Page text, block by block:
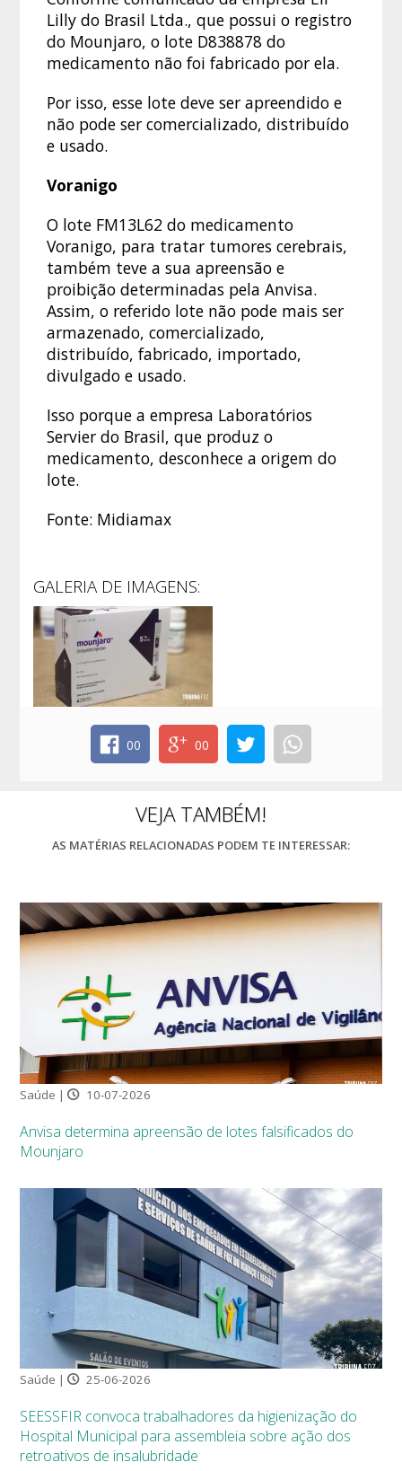
Lilly do Brasil Ltda., que possui o registro
do Mounjaro, o lote D838878 do
medicamento não foi fabricado por ela.
Por isso, esse lote deve ser apreendido e
não pode ser comercializado, distribuído
e usado.
Voranigo
O lote FM13L62 do medicamento
Voranigo, para tratar tumores cerebrais,
também teve a sua apreensão e
proibição determinadas pela Anvisa.
Assim, o referido lote não pode mais ser
armazenado, comercializado,
distribuído, fabricado, importado,
divulgado e usado.
Isso porque a empresa Laboratórios
Servier do Brasil, que produz o
medicamento, desconhece a origem do
lote.
Fonte: Midiamax
GALERIA DE IMAGENS:
00 00
VEJA TAMBÉM!
AS MATÉRIAS RELACIONADAS PODEM TE INTERESSAR:
Saúde | 10-07-2026
Anvisa determina apreensão de lotes falsificados do
Mounjaro
Saúde | 25-06-2026
SEESSFIR convoca trabalhadores da higienização do
Hospital Municipal para assembleia sobre ação dos
retroativos de insalubridade